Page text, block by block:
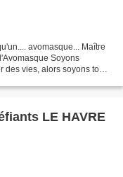
avomasque... Maître
Soyons
vies, alors soyons tous
LE HAVRE